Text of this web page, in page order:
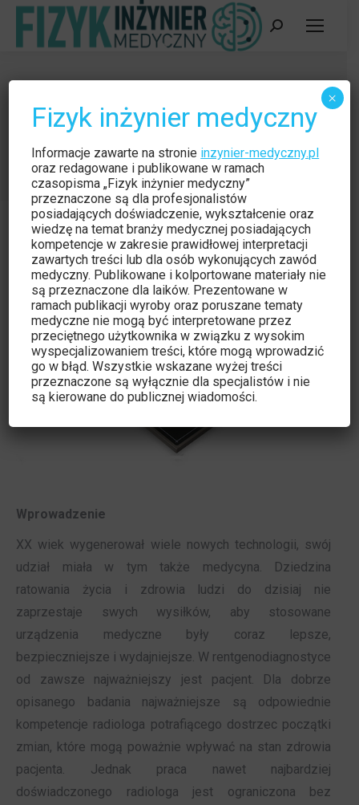
Szukaj:
Mniejszy może więcej. Diagnostyka
rentgenowska w nowym wymiarze
Strona główna
Czytelnia
Mniejszy może więcej. Diagnostyka rentgenowska…
cze
6
Czytelnia
Wprowadzenie
XX wiek wygenerował wiele nowych technologii, swój
udział miała w tym także medycyna. Dziedzina
ratowania życia i zdrowia ludzi do dzisiaj nie
zaprzestaje swych wysiłków, aby stosowane
urządzenia medyczne były coraz lepsze,
bezpieczniejsze i wydajniejsze. W rentgenodiagnostyce
od zawsze najważniejszy jest pacjent. Dla dobrze
opisanego badania najważniejsze są odpowiednie
kompetencje radiologa potrafiącego dostrzec początki
zmian, które mogą poważnie wpływać na stan zdrowia
pacjenta. Jednak praca nawet najbardziej
doświadczonego radiologa jest ograniczona bez
Fizyk inżynier medyczny
Informacje zawarte na stronie inzynier-medyczny.pl
oraz redagowane i publikowane w ramach
czasopisma „Fizyk inżynier medyczny”
przeznaczone są dla profesjonalistów
posiadających doświadczenie, wykształcenie oraz
wiedzę na temat branży medycznej posiadających
kompetencje w zakresie prawidłowej interpretacji
zawartych treści lub dla osób wykonujących zawód
medyczny. Publikowane i kolportowane materiały nie
są przeznaczone dla laików. Prezentowane w
ramach publikacji wyroby oraz poruszane tematy
medyczne nie mogą być interpretowane przez
przeciętnego użytkownika w związku z wysokim
wyspecjalizowaniem treści, które mogą wprowadzić
go w błąd. Wszystkie wskazane wyżej treści
przeznaczone są wyłącznie dla specjalistów i nie
są kierowane do publicznej wiadomości.
×